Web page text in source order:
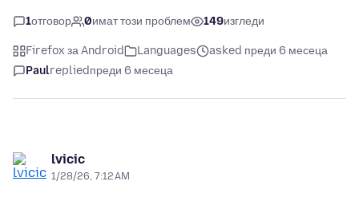
1отговор 0имат този проблем 149изгледи
Firefox за Android Languages
asked преди 6 месеца
Paulrepliedпреди 6 месеца
lvicic
1/28/26, 7:12 AM